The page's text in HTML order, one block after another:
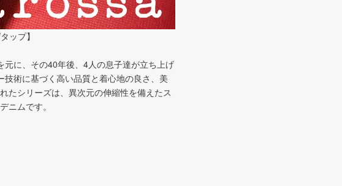
ップ】
に、その40年後、4人の息子達が立ち上げ
術に基づく高い品質と着心地の良さ、美
たシリーズは、異次元の伸縮性を備えたス
ニムです。